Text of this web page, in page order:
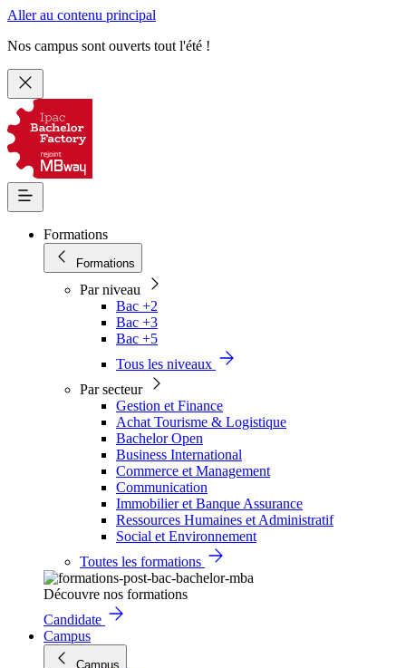
Aller au contenu principal
Nos campus sont ouverts tout l'été !
Formations
Formations
Par niveau
Bac +2
Bac +3
Bac +5
Tous les niveaux
Par secteur
Gestion et Finance
Achat Tourisme & Logistique
Bachelor Open
Business International
Commerce et Management
Communication
Immobilier et Banque Assurance
Ressources Humaines et Administratif
Social et Environnement
Toutes les formations
Découvre nos formations
Candidate
Campus
Campus